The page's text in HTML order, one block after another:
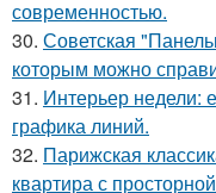
современностью.
30. Советская
которым можно
31. Интерьер недели:
графика линий.
32. Парижская
квартира с